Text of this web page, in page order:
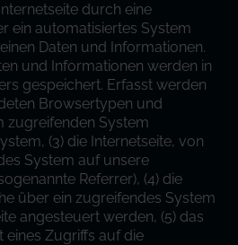
durch eine
ein automatisiertes System
Daten und Informationen.
und Informationen werden in
gespeichert. Erfasst werden
Browsertypen und
zugreifenden System
(3) die Internetseite, von
System auf unsere
Referrer), (4) die
über ein zugreifendes System
angesteuert werden, (5) das
eines Zugriffs auf die